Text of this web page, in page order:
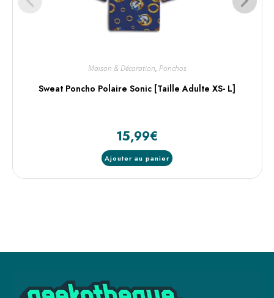
Maison & Décoration, Ponchos
Sweat Poncho Polaire Sonic [Taille Adulte XS- L]
15,99€
Ajouter au panier